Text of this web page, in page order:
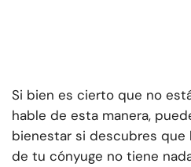
Si bien es cierto que no
hable de esta manera,
bienestar si descubres que
de tu cónyuge no tiene